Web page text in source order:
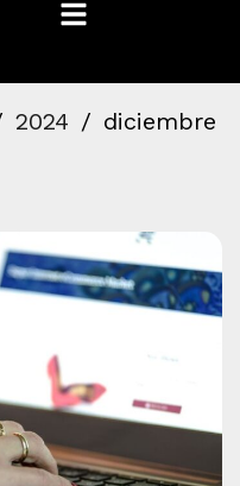
2024 diciembre